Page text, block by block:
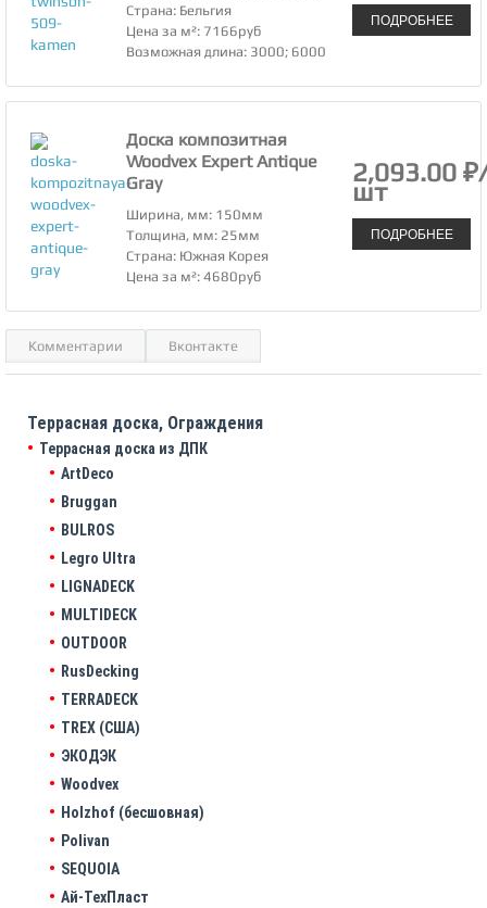
Страна: Бельгия
Цена за м²: 7166руб
Возможная длина: 3000; 6000
ПОДРОБНЕЕ
Доска композитная
Woodvex Expert Antique
Gray
Ширина, мм: 150мм
Толщина, мм: 25мм
Страна: Южная Корея
Цена за м²: 4680руб
2,093.00
шт
ПОДРОБНЕЕ
Комментарии Вконтакте
Террасная доска, Ограждения
Террасная доска из ДПК
ArtDeco
Bruggan
BULROS
Legro Ultra
LIGNADECK
MULTIDECK
OUTDOOR
RusDecking
TERRADECK
TREX (США)
ЭКОДЭК
Woodvex
Holzhof (бесшовная)
Polivan
SEQUOIA
Ай-ТехПласт